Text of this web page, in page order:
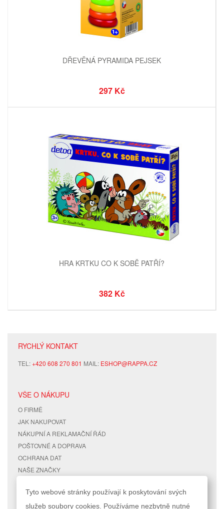
DŘEVĚNÁ PYRAMIDA PEJSEK
297 Kč
HRA KRTKU CO K SOBĚ PATŘÍ?
382 Kč
RYCHLÝ KONTAKT
TEL:+420 608 270 801 MAIL: ESHOP@RAPPA.CZ
VŠE O NÁKUPU
O FIRMĚ
JAK NAKUPOVAT
NÁKUPNÍ A REKLAMAČNÍ ŘÁD
POŠTOVNÉ A DOPRAVA
OCHRANA DAT
NAŠE ZNAČKY
Tyto webové stránky používají k poskytování svých
služeb soubory cookies. Používáme nezbytně nutné